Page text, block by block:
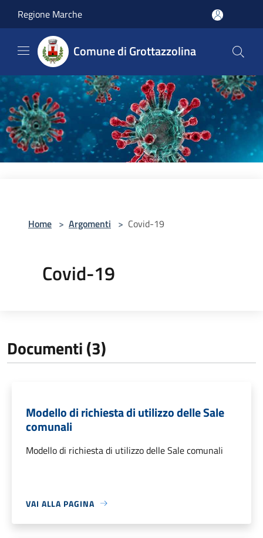
Regione Marche
Comune di Grottazzolina
Home > Argomenti > Covid-19
Covid-19
Documenti (3)
Modello di richiesta di utilizzo delle Sale
comunali
Modello di richiesta di utilizzo delle Sale comunali
VAI ALLA PAGINA